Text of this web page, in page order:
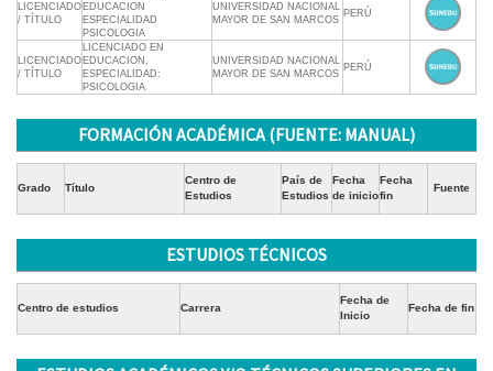
LICENCIADO
/ TÍTULO
EDUCACION
ESPECIALIDAD
PSICOLOGIA
UNIVERSIDAD NACIONAL
MAYOR DE SAN MARCOS
PERÚ
LICENCIADO
/ TÍTULO
LICENCIADO EN
EDUCACION,
ESPECIALIDAD:
PSICOLOGIA
UNIVERSIDAD NACIONAL
MAYOR DE SAN MARCOS
PERÚ
FORMACIÓN ACADÉMICA (FUENTE: MANUAL)
Grado Título
Centro de
Estudios
País de
Estudios
Fecha
de inicio
Fecha
fin
Fuente
ESTUDIOS TÉCNICOS
Centro de estudios Carrera
Fecha de
Inicio
Fecha de fin